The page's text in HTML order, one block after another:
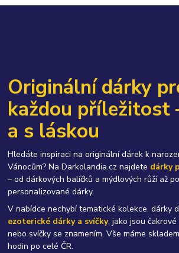
Originální dárky
každou příležitost
a s láskou
Hledáte inspiraci na originální dárek k
Vánocům? Na Darkolandia.cz najdete dárky
– od dárkových balíčků a mýdlových růží až
personalizované dárky.
V nabídce nechybí tematické kolekce, dárky
ezoterické dárky a svíčky, jako jsou
nebo svíčky se znamením. Vše máme
hodin po celé ČR.